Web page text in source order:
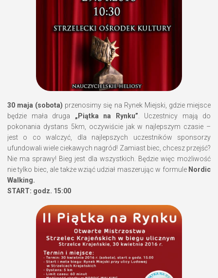
30 maja (sobota) przenosimy się na Rynek Miejski, gdzie miejsce
będzie mała druga „Piątka na Rynku” . Uczestnicy mają do
pokonania dystans 5km, oczywiście jak w najlepszym czasie –
jest o co walczyć, dla najlepszych uczestników sponsorzy
ufundowali wiele ciekawych nagród! Zamiast biec, chcesz przejść?
Nie ma sprawy! Bieg jest dla wszystkich. Będzie więc możliwość
nie tylko biec, ale także wziąć udział maszerując w formuleNordic
Walking.
START: godz. 15:00